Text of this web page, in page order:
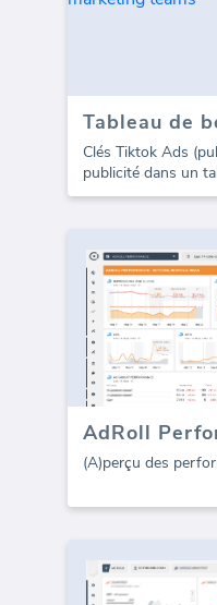
Clés Tiktok Ads
publicité dans un
(A)perçu des